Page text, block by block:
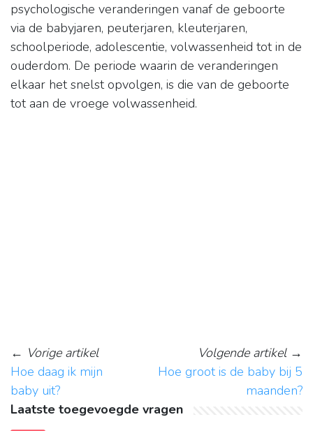
psychologische veranderingen vanaf de geboorte
via de babyjaren, peuterjaren, kleuterjaren,
schoolperiode, adolescentie, volwassenheid tot in de
ouderdom. De periode waarin de veranderingen
elkaar het snelst opvolgen, is die van de geboorte
tot aan de vroege volwassenheid.
← Vorige artikel
Hoe daag ik mijn
baby uit?
Volgende artikel→
Hoe groot is de baby bij 5
maanden?
Laatste toegevoegde vragen